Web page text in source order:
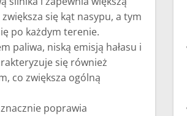
się kąt nasypu, a tym
po każdym terenie.
paliwa, niską emisją hałasu i
się również
co zwiększa ogólną
poprawia